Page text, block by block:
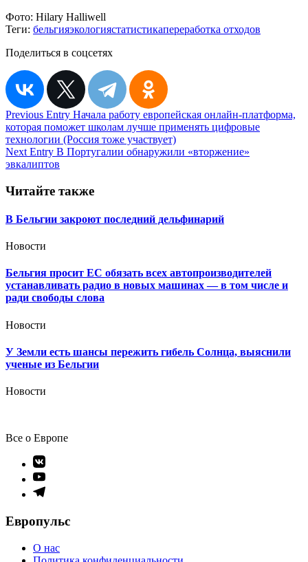
Фото: Hilary Halliwell
Теги: бельгияэкологиястатистикапереработка отходов
Поделиться в соцсетях
Навигация
по
записям
Previous Entry Начала работу европейская онлайн-платформа,
которая поможет школам лучше применять цифровые
технологии (Россия тоже участвует)
Next Entry В Португалии обнаружили «вторжение»
эвкалиптов
Читайте также
В Бельгии закроют последний дельфинарий
Новости
Бельгия просит ЕС обязать всех автопроизводителей
устанавливать радио в новых машинах — в том числе и
ради свободы слова
Новости
У Земли есть шансы пережить гибель Солнца, выяснили
ученые из Бельгии
Новости
Все о Европе
Элемент
меню
Элемент
меню
Элемент
Европульс
О нас